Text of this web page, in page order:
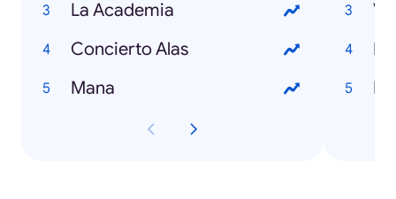
La Academia
Concierto Alas
Mana